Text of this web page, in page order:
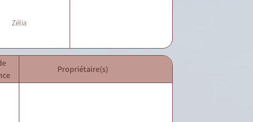
Zélia
Propriétaire(s)